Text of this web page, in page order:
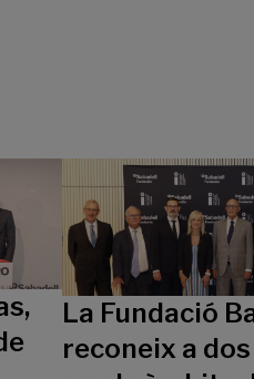
La Fundació
reconeix a